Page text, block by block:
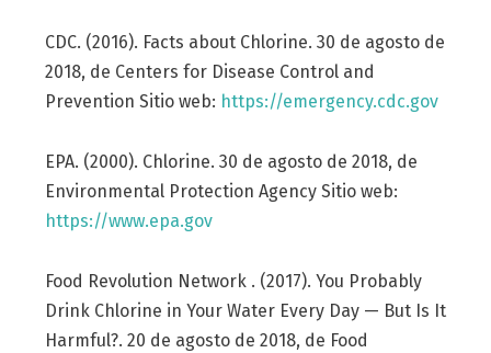
CDC. (2016). Facts about Chlorine. 30 de agosto de
2018, de Centers for Disease Control and
Prevention Sitio web: https://emergency.cdc.gov
EPA. (2000). Chlorine. 30 de agosto de 2018, de
Environmental Protection Agency Sitio web:
https://www.epa.gov
Food Revolution Network . (2017). You Probably
Drink Chlorine in Your Water Every Day — But Is It
Harmful?. 20 de agosto de 2018, de Food